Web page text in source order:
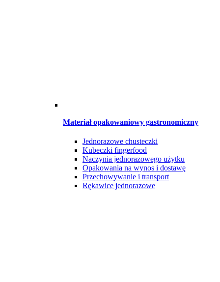
Materiał opakowaniowy gastronomiczny
Jednorazowe chusteczki
Kubeczki fingerfood
Naczynia jednorazowego użytku
Opakowania na wynos i dostawę
Przechowywanie i transport
Rękawice jednorazowe